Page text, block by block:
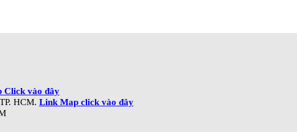
Click vào đây
HCM. Link Map click vào đây